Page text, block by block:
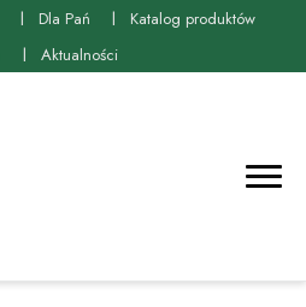
Dla Pań
Katalog produktów
Aktualności